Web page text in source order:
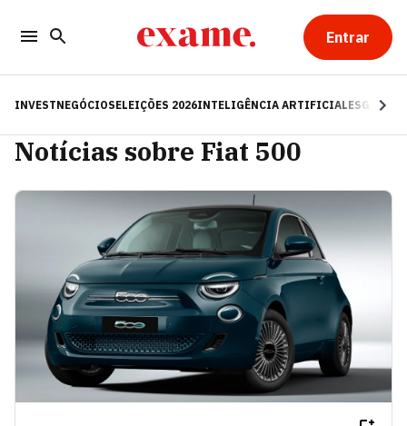
Entrar
INVESTNEGÓCIOSELEIÇÕES 2026INTELIGÊNCIA ARTIFICIALESG
Notícias sobre Fiat 500